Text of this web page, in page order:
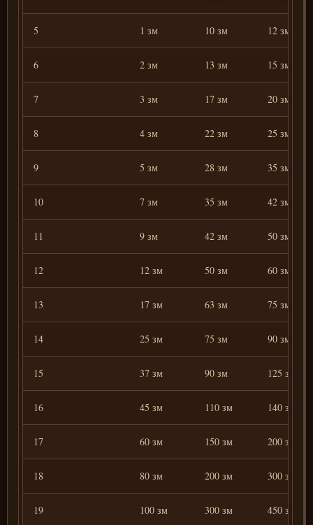
5 1 зм 10 зм 12 зм
6 2 зм 13 зм 15 зм
7 3 зм 17 зм 20 зм
8 4 зм 22 зм 25 зм
9 5 зм 28 зм 35 зм
10 7 зм 35 зм 42 зм
11 9 зм 42 зм 50 зм
12 12 зм 50 зм 60 зм
13 17 зм 63 зм 75 зм
14 25 зм 75 зм 90 зм
15 37 зм 90 зм 125 зм
16 45 зм 110 зм 140 зм
17 60 зм 150 зм 200 зм
18 80 зм 200 зм 300 зм
19 100 зм 300 зм 450 зм